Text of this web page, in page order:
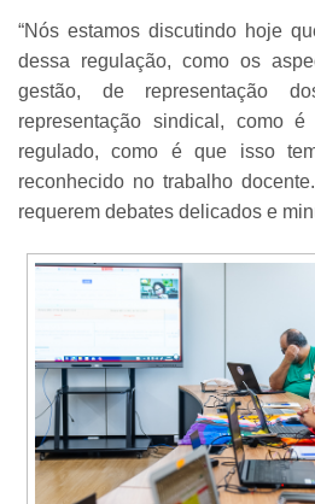
“Nós estamos discutindo hoje
dessa regulação, como os
gestão, de representação
representação sindical, como
regulado, como é que isso
reconhecido no trabalho
requerem debates delicados e